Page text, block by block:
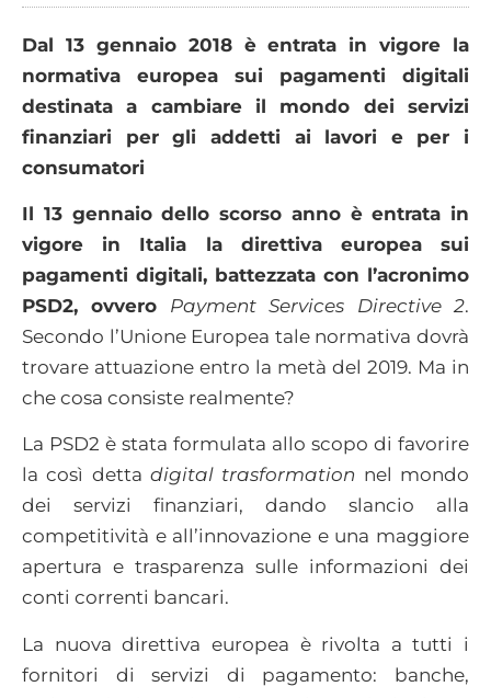
Dal 13 gennaio 2018 è entrata in vigore la
normativa europea sui pagamenti digitali
destinata a cambiare il mondo dei servizi
finanziari per gli addetti ai lavori e per i
consumatori
Il 13 gennaio dello scorso anno è entrata in
vigore in Italia la direttiva europea sui
pagamenti digitali, battezzata con l’acronimo
PSD2, ovvero
Payment Services Directive 2.
Secondo l’Unione Europea tale normativa dovrà
trovare attuazione entro la metà del 2019. Ma in
che cosa consiste realmente?
La PSD2 è stata formulata allo scopo di favorire
la così detta digital trasformation nel mondo
dei servizi finanziari, dando slancio alla
competitività e all’innovazione e una maggiore
apertura e trasparenza sulle informazioni dei
conti correnti bancari.
La nuova direttiva europea è rivolta a tutti i
fornitori di servizi di pagamento: banche,